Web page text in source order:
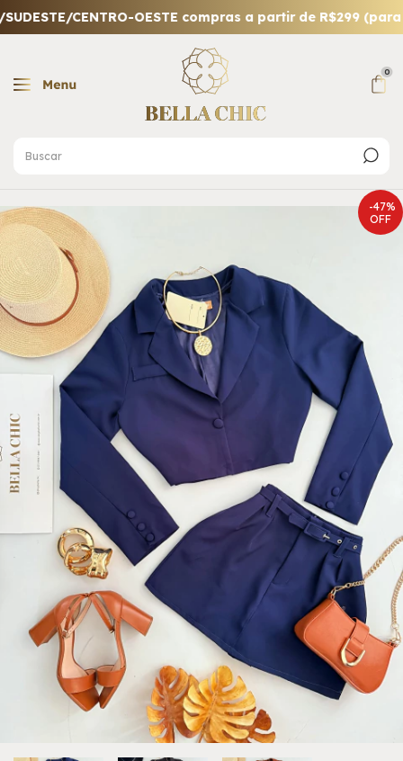
CENTRO-OESTE compras a partir de R$299
0
-47%
OFF